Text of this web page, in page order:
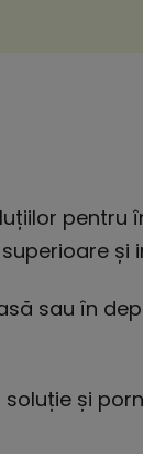
pentru
și
sau în
și